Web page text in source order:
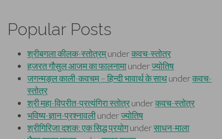
Popular Posts